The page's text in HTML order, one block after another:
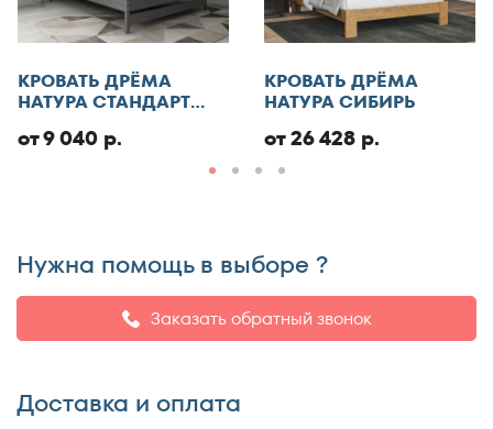
КРОВАТЬ ДРЁМА
НАТУРА СТАНДАРТ
от 9 040 р.
КРОВАТЬ ДРЁМА
НАТУРА СИБИРЬ
от 26 428 р.
Нужна помощь в выборе ?
Заказать обратный звонок
Доставка и оплата